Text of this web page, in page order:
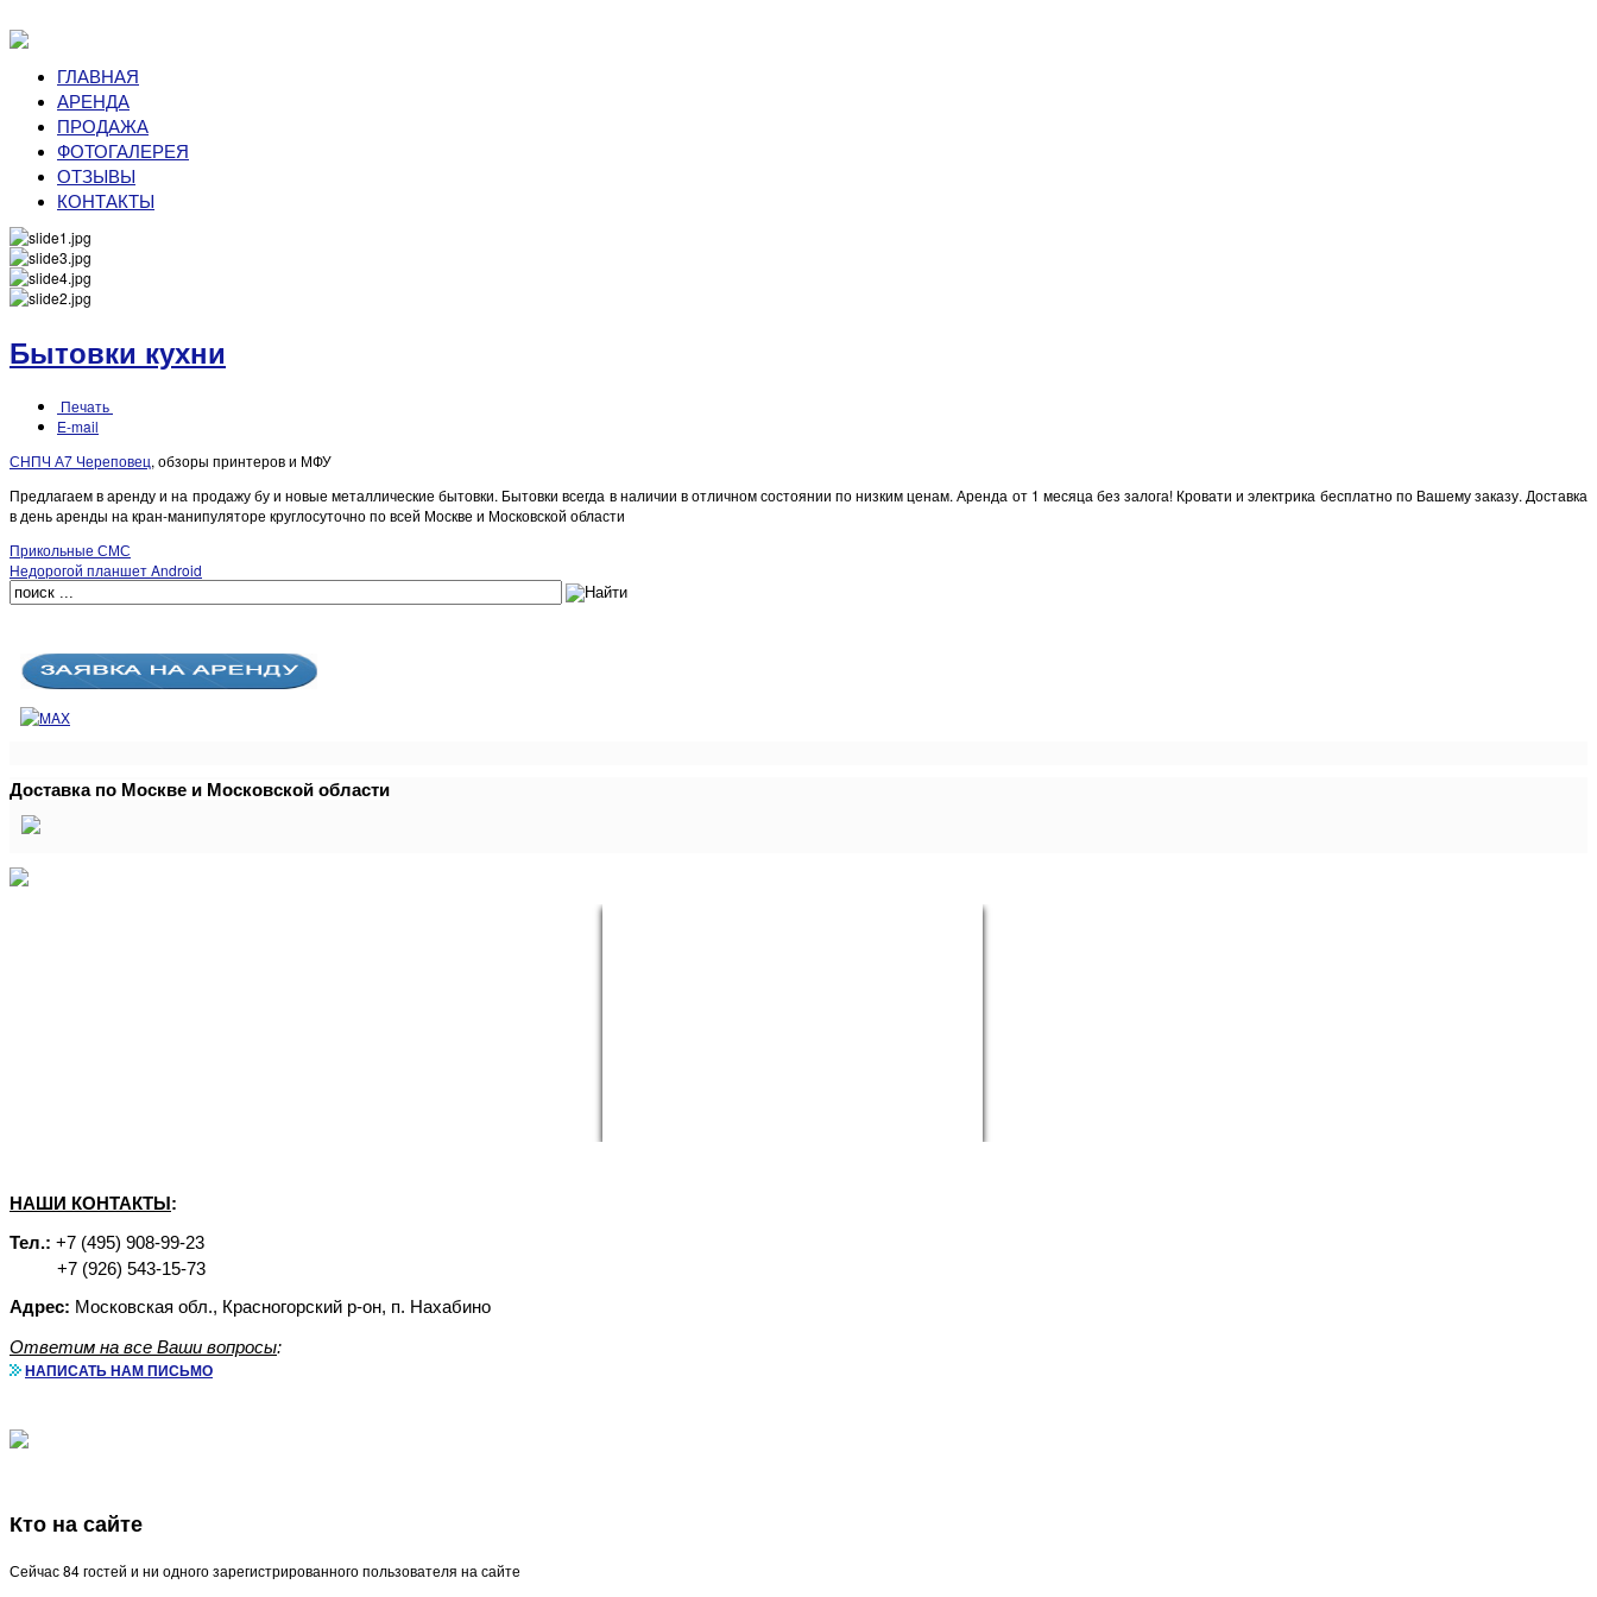
ГЛАВНАЯ
АРЕНДА
ПРОДАЖА
ФОТОГАЛЕРЕЯ
ОТЗЫВЫ
КОНТАКТЫ
Бытовки кухни
Печать
E-mail
СНПЧ А7 Череповец, обзоры принтеров и МФУ
Предлагаем в аренду и на продажу бу и новые металлические бытовки. Бытовки всегда в наличии в отличном состоянии по низким ценам. Аренда от 1 месяца без залога! Кровати и электрика бесплатно по Вашему заказу. Доставка
в день аренды на кран-манипуляторе круглосуточно по всей Москве и Московской области
Прикольные СМС
Недорогой планшет Android
Доставка по Москве и Московской области
НАШИ КОНТАКТЫ:
Тел.: +7 (495) 908-99-23
+7 (926) 543-15-73
Адрес: Московская обл., Красногорский р-он, п. Нахабино
Ответим на все Ваши вопросы:
НАПИСАТЬ НАМ ПИСЬМО
Кто на сайте
Сейчас 84 гостей и ни одного зарегистрированного пользователя на сайте